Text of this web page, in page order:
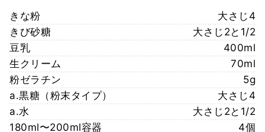
きな粉
大さじ4
きび砂糖
大さじ2と1/2
豆乳
400ml
生クリーム
70ml
粉ゼラチン
5g
a.黒糖（粉末タイプ）
大さじ4
a.水
大さじ2と1/2
180ml〜200ml容器
4個